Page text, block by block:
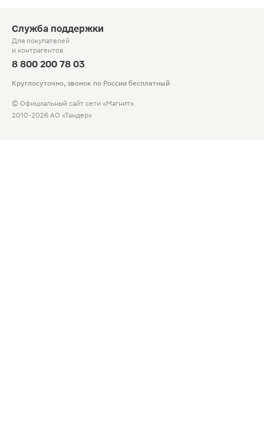
Служба поддержки
Для покупателей
и контрагентов
8 800 200 78 03
Круглосуточно, звонок по России бесплатный
© Официальный сайт сети «Магнит».
2010-2026 АО «Тандер»